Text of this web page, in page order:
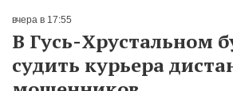
вчера в 17:55
В Гусь-Хрустальном
судить курьера